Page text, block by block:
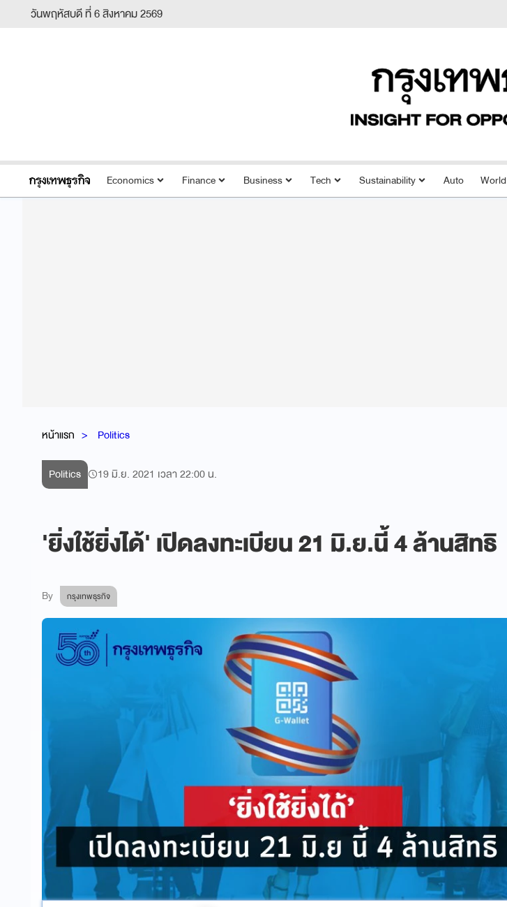
วันพฤหัสบดี ที่ 6 สิงหาคม 2569
Economics Finance Business Tech Sustainability Auto World
หน้าแรก Politics
Politics 19 มิ.ย. 2021 เวลา 22:00 น.
'ยิ่งใช้ยิ่งได้' เปิดลงทะเบียน 21 มิ.ย.นี้ 4 ล้านสิทธิ
By กรุงเทพธุรกิจ